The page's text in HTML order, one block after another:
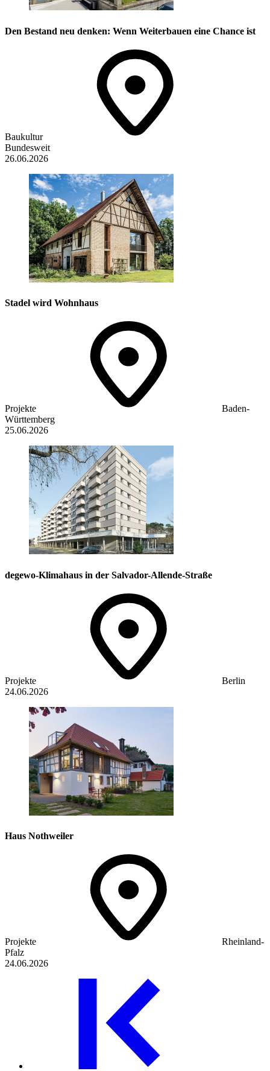
Den Bestand neu denken: Wenn Weiterbauen eine Chance ist
Baukultur
Bundesweit
26.06.2026
Stadel wird Wohnhaus
Projekte
Baden-
Württemberg
25.06.2026
degewo-Klimahaus in der Salvador-Allende-Straße
Projekte
Berlin
24.06.2026
Haus Nothweiler
Projekte
Rheinland-
Pfalz
24.06.2026